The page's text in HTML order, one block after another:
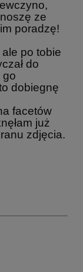
ze
poradzę!
po tobie
do
go
dobiegnę
facetów
już
zdjęcia.